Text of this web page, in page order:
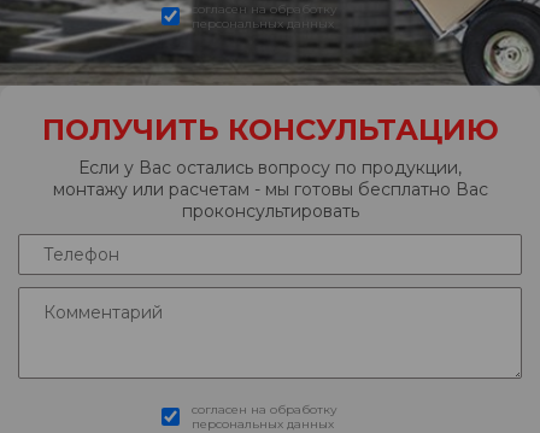
согласен на обработку
персональных данных
ПОЛУЧИТЬ КОНСУЛЬТАЦИЮ
Если у Вас остались вопросу по продукции,
монтажу или расчетам - мы готовы бесплатно Вас
проконсультировать
согласен на обработку
персональных данных